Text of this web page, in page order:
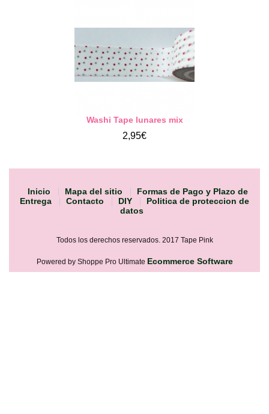
Washi Tape lunares mix
2,95€
Inicio Mapa del sitio
Formas de Pago y Plazo de
Entrega
Contacto DIY
Politica de proteccion de
datos
Todos los derechos reservados. 2017 Tape Pink
Powered by Shoppe Pro Ultimate Ecommerce Software